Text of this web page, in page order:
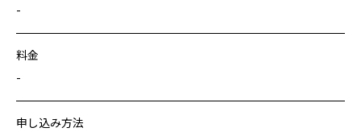
-
料金
-
申し込み方法